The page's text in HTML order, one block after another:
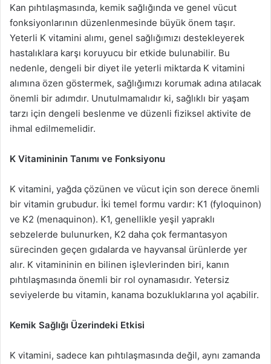
Kan pıhtılaşmasında, kemik sağlığında ve genel vücut
fonksiyonlarının düzenlenmesinde büyük önem taşır.
Yeterli K vitamini alımı, genel sağlığımızı destekleyerek
hastalıklara karşı koruyucu bir etkide bulunabilir. Bu
nedenle, dengeli bir diyet ile yeterli miktarda K vitamini
alımına özen göstermek, sağlığımızı korumak adına atılacak
önemli bir adımdır. Unutulmamalıdır ki, sağlıklı bir yaşam
tarzı için dengeli beslenme ve düzenli fiziksel aktivite de
ihmal edilmemelidir.
K Vitamininin Tanımı ve Fonksiyonu
K vitamini, yağda çözünen ve vücut için son derece önemli
bir vitamin grubudur. İki temel formu vardır: K1 (fyloquinon)
ve K2 (menaquinon). K1, genellikle yeşil yapraklı
sebzelerde bulunurken, K2 daha çok fermantasyon
sürecinden geçen gıdalarda ve hayvansal ürünlerde yer
alır. K vitamininin en bilinen işlevlerinden biri, kanın
pıhtılaşmasında önemli bir rol oynamasıdır. Yetersiz
seviyelerde bu vitamin, kanama bozukluklarına yol açabilir.
Kemik Sağlığı Üzerindeki Etkisi
K vitamini, sadece kan pıhtılaşmasında değil, aynı zamanda